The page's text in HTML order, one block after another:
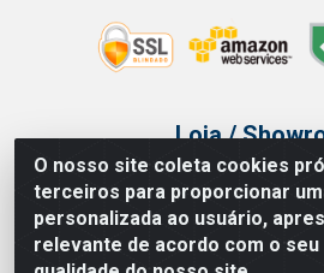
O nosso site coleta cookies
terceiros para proporcionar
personalizada ao usuário,
relevante de acordo com o
Loja /
Tel.: (11) 3314
Av Vautier, 468 - Pari -